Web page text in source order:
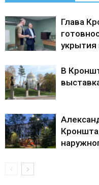
Глава
укрытия
В